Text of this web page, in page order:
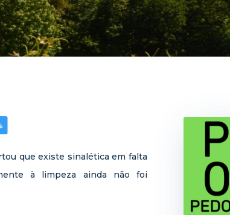
que existe sinalética em falta
à limpeza ainda não foi